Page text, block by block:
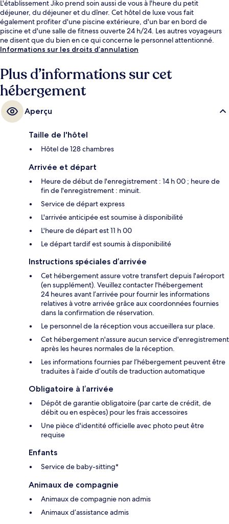
L'établissement Jiko prend soin aussi de vous à l'heure du petit
déjeuner, du déjeuner et du dîner. Cet hôtel de luxe vous fait
également profiter d'une piscine extérieure, d'un bar en bord de
piscine et d'une salle de fitness ouverte 24 h/24. Les autres voyageurs
ne disent que du bien en ce qui concerne le personnel attentionné.
Informations sur les droits d’annulation
Plus d’informations sur cet
hébergement
Aperçu
Taille de l'hôtel
Hôtel de 128 chambres
Arrivée et départ
Heure de début de l'enregistrement : 14 h 00 ; heure de
fin de l'enregistrement : minuit.
Service de départ express
L'arrivée anticipée est soumise à disponibilité
L'heure de départ est 11 h 00
Le départ tardif est soumis à disponibilité
Instructions spéciales d’arrivée
Cet hébergement assure votre transfert depuis l'aéroport
(en supplément). Veuillez contacter l'hébergement
24 heures avant l’arrivée pour fournir les informations
relatives à votre arrivée grâce aux coordonnées fournies
dans la confirmation de réservation.
Le personnel de la réception vous accueillera sur place.
Cet hébergement n'assure aucun service d'enregistrement
après les heures normales de la réception.
Les informations fournies par l’hébergement peuvent être
traduites à l’aide d’outils de traduction automatique
Obligatoire à l’arrivée
Dépôt de garantie obligatoire (par carte de crédit, de
débit ou en espèces) pour les frais accessoires
Une pièce d'identité officielle avec photo peut être
requise
Enfants
Service de baby-sitting*
Animaux de compagnie
Animaux de compagnie non admis
Animaux d’assistance admis